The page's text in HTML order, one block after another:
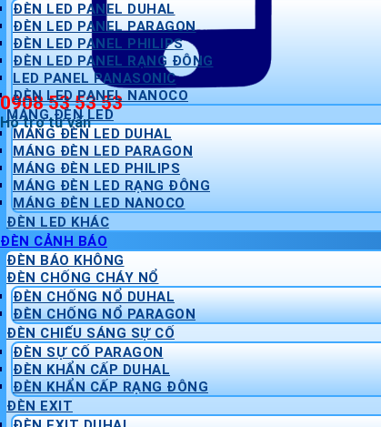
0908 53 53 53
Hỗ trợ tư vấn
ĐÈN LED PANEL DUHAL
ĐÈN LED PANEL PARAGON
ĐÈN LED PANEL PHILIPS
ĐÈN LED PANEL RẠNG ĐÔNG
LED PANEL PANASONIC
ĐÈN LED PANEL NANOCO
MÁNG ĐÈN LED
MÁNG ĐÈN LED DUHAL
MÁNG ĐÈN LED PARAGON
MÁNG ĐÈN LED PHILIPS
MÁNG ĐÈN LED RẠNG ĐÔNG
MÁNG ĐÈN LED NANOCO
ĐÈN LED KHÁC
ĐÈN CẢNH BÁO
ĐÈN BÁO KHÔNG
ĐÈN CHỐNG CHÁY NỔ
ĐÈN CHỐNG NỔ DUHAL
ĐÈN CHỐNG NỔ PARAGON
ĐÈN CHIẾU SÁNG SỰ CỐ
ĐÈN SỰ CỐ PARAGON
ĐÈN KHẨN CẤP DUHAL
ĐÈN KHẨN CẤP RẠNG ĐÔNG
ĐÈN EXIT